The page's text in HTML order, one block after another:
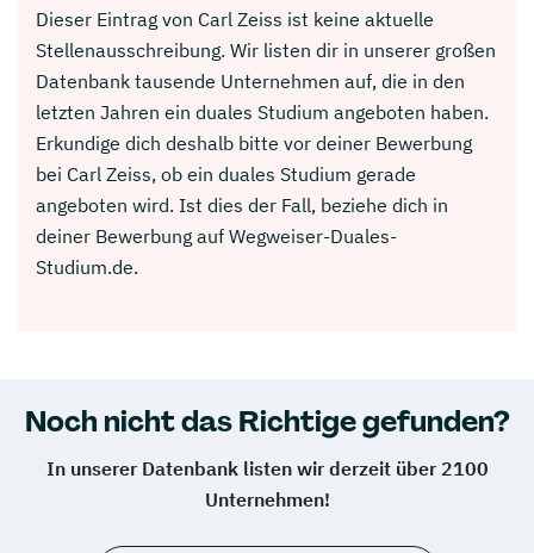
Dieser Eintrag von Carl Zeiss ist keine aktuelle
Stellenausschreibung. Wir listen dir in unserer großen
Datenbank tausende Unternehmen auf, die in den
letzten Jahren ein duales Studium angeboten haben.
Erkundige dich deshalb bitte vor deiner Bewerbung
bei Carl Zeiss, ob ein duales Studium gerade
angeboten wird. Ist dies der Fall, beziehe dich in
deiner Bewerbung auf Wegweiser-Duales-
Studium.de.
Noch nicht das Richtige gefunden?
In unserer Datenbank listen wir derzeit über 2100
Unternehmen!